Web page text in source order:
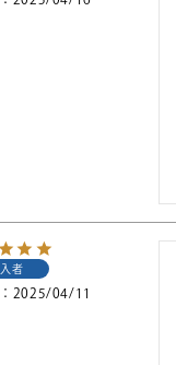
者
2025/04/11